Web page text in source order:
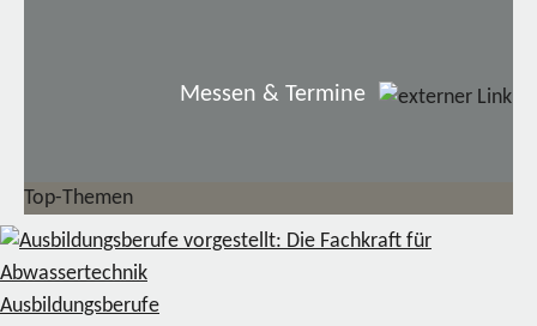
Messen & Termine
Top-Themen
Ausbildungsberufe